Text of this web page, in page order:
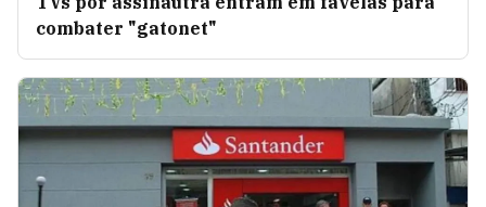
combater "gatonet"